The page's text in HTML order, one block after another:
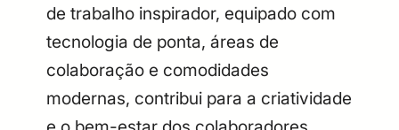
de trabalho inspirador, equipado com
tecnologia de ponta, áreas de
colaboração e comodidades
modernas, contribui para a criatividade